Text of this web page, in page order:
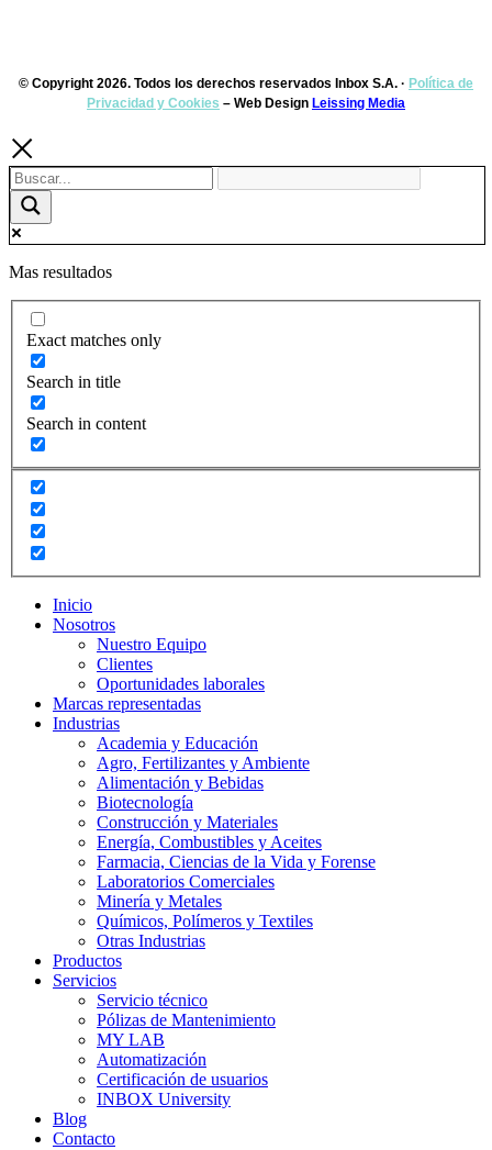
© Copyright 2026. Todos los derechos reservados Inbox S.A. · Política de
Privacidad y Cookies – Web Design Leissing Media
Mas resultados
Exact matches only
Search in title
Search in content
Inicio
Nosotros
Nuestro Equipo
Clientes
Oportunidades laborales
Marcas representadas
Industrias
Academia y Educación
Agro, Fertilizantes y Ambiente
Alimentación y Bebidas
Biotecnología
Construcción y Materiales
Energía, Combustibles y Aceites
Farmacia, Ciencias de la Vida y Forense
Laboratorios Comerciales
Minería y Metales
Químicos, Polímeros y Textiles
Otras Industrias
Productos
Servicios
Servicio técnico
Pólizas de Mantenimiento
MY LAB
Automatización
Certificación de usuarios
INBOX University
Blog
Contacto